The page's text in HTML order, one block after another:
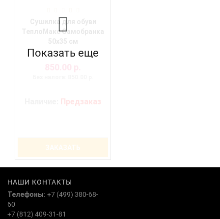
ТеплоМакс Самобранка
Предзаказ
Показать еще
НАШИ КОНТАКТЫ
Телефоны: +7 (499) 380-68-
60
+7 (812) 409-31-81